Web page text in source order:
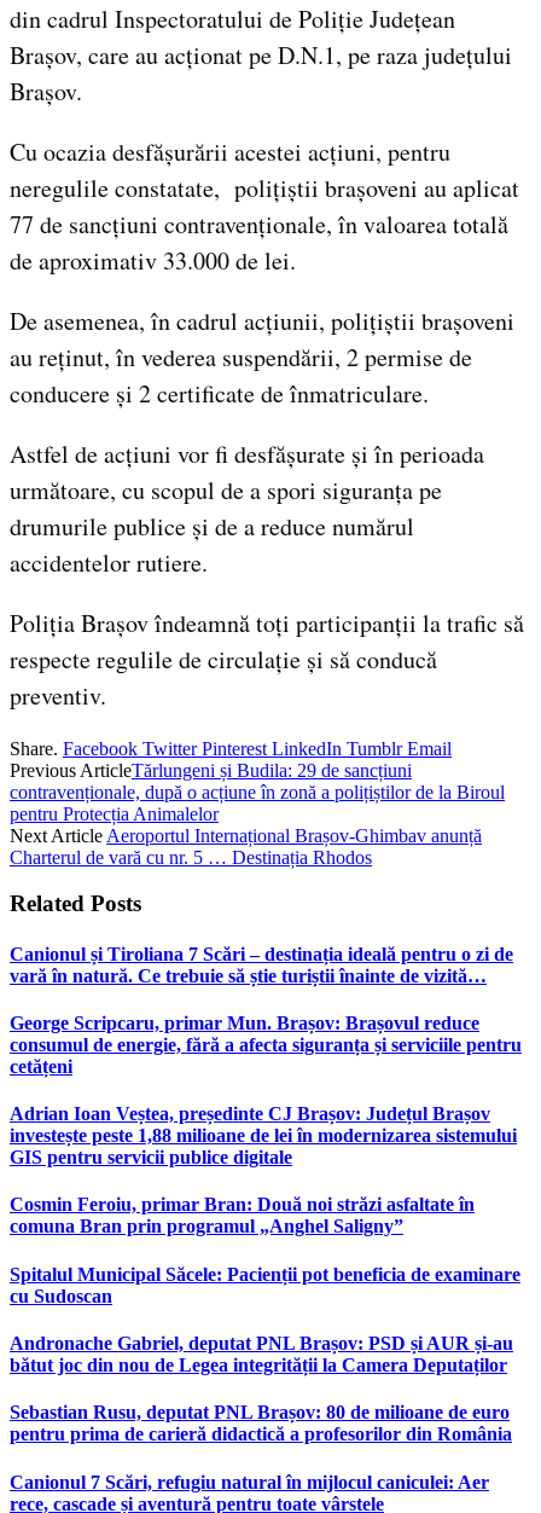
din cadrul Inspectoratului de Poliție Județean
Brașov, care au acționat pe D.N.1, pe raza județului
Brașov.
Cu ocazia desfășurării acestei acțiuni, pentru
neregulile constatate, polițiștii brașoveni au aplicat
77 de sancțiuni contravenționale, în valoarea totală
de aproximativ 33.000 de lei.
De asemenea, în cadrul acțiunii, polițiștii brașoveni
au reținut, în vederea suspendării, 2 permise de
conducere și 2 certificate de înmatriculare.
Astfel de acțiuni vor fi desfășurate și în perioada
următoare, cu scopul de a spori siguranța pe
drumurile publice și de a reduce numărul
accidentelor rutiere.
Poliția Brașov îndeamnă toți participanții la trafic să
respecte regulile de circulație și să conducă
preventiv.
Share. Facebook Twitter Pinterest LinkedIn Tumblr Email
Previous ArticleTărlungeni și Budila: 29 de sancțiuni
contravenționale, după o acțiune în zonă a polițiștilor de la Biroul
pentru Protecția Animalelor
Next Article Aeroportul Internațional Brașov-Ghimbav anunță
Charterul de vară cu nr. 5 … Destinația Rhodos
Related Posts
Canionul și Tiroliana 7 Scări – destinația ideală pentru o zi de
vară în natură. Ce trebuie să știe turiștii înainte de vizită…
George Scripcaru, primar Mun. Brașov: Brașovul reduce
consumul de energie, fără a afecta siguranța și serviciile pentru
cetățeni
Adrian Ioan Veștea, președinte CJ Brașov: Județul Brașov
investește peste 1,88 milioane de lei în modernizarea sistemului
GIS pentru servicii publice digitale
Cosmin Feroiu, primar Bran: Două noi străzi asfaltate în
comuna Bran prin programul „Anghel Saligny”
Spitalul Municipal Săcele: Pacienții pot beneficia de examinare
cu Sudoscan
Andronache Gabriel, deputat PNL Brașov: PSD și AUR și-au
bătut joc din nou de Legea integrității la Camera Deputaților
Sebastian Rusu, deputat PNL Brașov: 80 de milioane de euro
pentru prima de carieră didactică a profesorilor din România
Canionul 7 Scări, refugiu natural în mijlocul caniculei: Aer
rece, cascade și aventură pentru toate vârstele